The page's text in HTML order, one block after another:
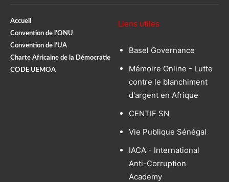
Accueil
Convention de l’ONU
Convention de l’UA
Charte Africaine de la Démocratie
CODE UEMOA
Liens utiles
Basel Governance
Mémoire Online - Lutte
contre le blanchiment
d'argent en Afrique
CENTIF SN
Vie Publique Sénégal
IACA - International
Anti-Corruption
Academy